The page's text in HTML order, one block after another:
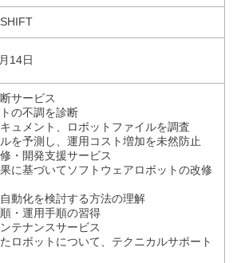
14日
サービス
の不調を診断
ュメント、ロボットファイルを調査
を予測し、運用コスト増加を未然防止
・開発支援サービス
に基づいてソフトウェアロボットの改修
動化を検討する方法の理解
・運用手順の習得
テナンスサービス
ロボットについて、テクニカルサポート